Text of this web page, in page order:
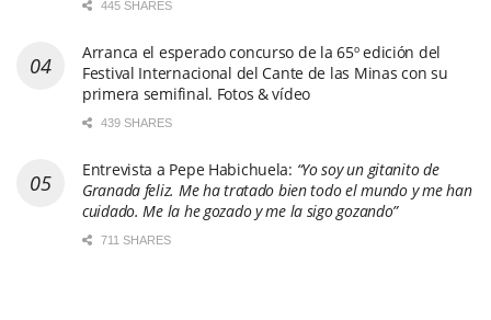
445 SHARES
Arranca el esperado concurso de la 65º edición del
Festival Internacional del Cante de las Minas con su
primera semifinal. Fotos & vídeo
439 SHARES
Entrevista a Pepe Habichuela: “Yo soy un gitanito de
Granada feliz. Me ha tratado bien todo el mundo y me han
cuidado. Me la he gozado y me la sigo gozando”
711 SHARES